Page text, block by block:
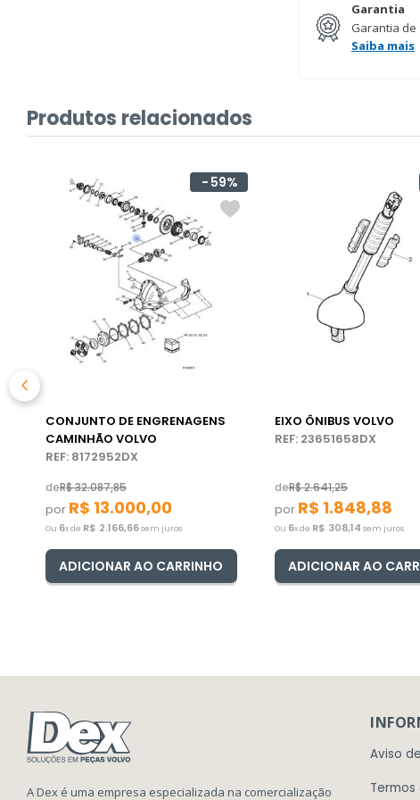
Garantia
Garantia de
Saiba mais
Produtos relacionados
59%
CONJUNTO DE ENGRENAGENS
CAMINHÃO VOLVO
REF: 8172952DX
deR$32.087,85
por R$ 13.000,00
Ou 6x de R$ 2.166,66sem juros
ADICIONAR AO CARRINHO
EIXO ÔNIBUS VOLVO
REF: 23651658DX
deR$2.641,25
por R$ 1.848,88
Ou 6x de R$ 308,14 sem juros
ADICIONAR AO
A Dex é uma empresa especializada na comercialização
Aviso